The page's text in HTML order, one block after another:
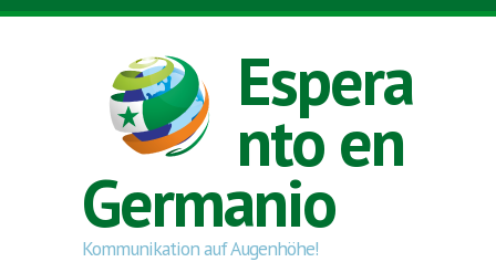
Skip to main content
Espera
nto en
Germanio
Kommunikation auf Augenhöhe!